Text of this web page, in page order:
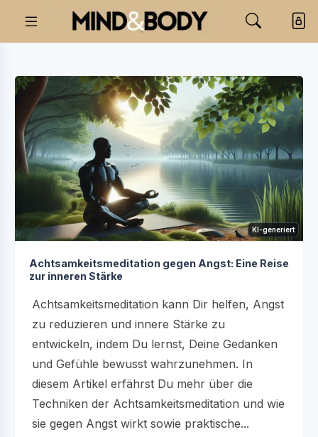
KI-generiert
Achtsamkeitsmeditation gegen Angst: Eine Reise
zur inneren Stärke
Achtsamkeitsmeditation kann Dir helfen, Angst
zu reduzieren und innere Stärke zu
entwickeln, indem Du lernst, Deine Gedanken
und Gefühle bewusst wahrzunehmen. In
diesem Artikel erfährst Du mehr über die
Techniken der Achtsamkeitsmeditation und wie
sie gegen Angst wirkt sowie praktische...